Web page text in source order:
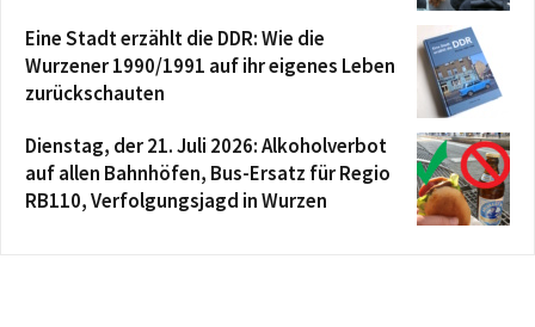
Eine Stadt erzählt die DDR: Wie die
Wurzener 1990/1991 auf ihr eigenes Leben
zurückschauten
Dienstag, der 21. Juli 2026: Alkoholverbot
auf allen Bahnhöfen, Bus-Ersatz für Regio
RB110, Verfolgungsjagd in Wurzen